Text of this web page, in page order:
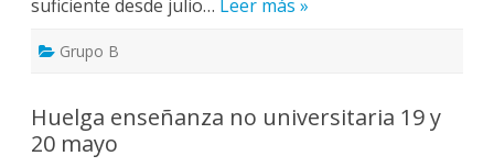
suficiente desde julio… Leer más »
Grupo B
Huelga enseñanza no universitaria 19 y
20 mayo